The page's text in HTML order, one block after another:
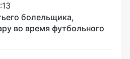
болельщика,
во время футбольного